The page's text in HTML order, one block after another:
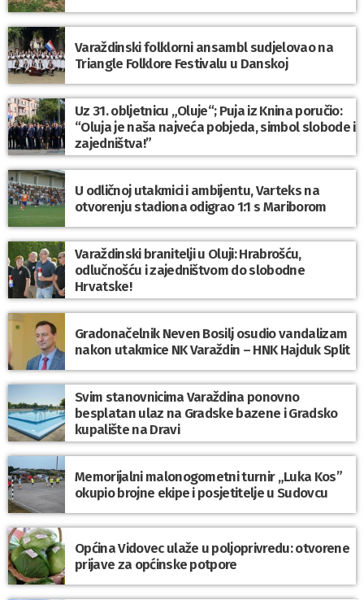
Varaždinski folklorni ansambl sudjelovao na
Triangle Folklore Festivalu u Danskoj
Uz 31. obljetnicu „Oluje“; Puja iz Knina poručio:
“Oluja je naša najveća pobjeda, simbol slobode i
zajedništva!”
U odličnoj utakmici i ambijentu, Varteks na
otvorenju stadiona odigrao 1:1 s Mariborom
Varaždinski branitelji u Oluji: Hrabrošću,
odlučnošću i zajedništvom do slobodne
Hrvatske!
Gradonačelnik Neven Bosilj osudio vandalizam
nakon utakmice NK Varaždin – HNK Hajduk Split
Svim stanovnicima Varaždina ponovno
besplatan ulaz na Gradske bazene i Gradsko
kupalište na Dravi
Memorijalni malonogometni turnir „Luka Kos”
okupio brojne ekipe i posjetitelje u Sudovcu
Općina Vidovec ulaže u poljoprivredu: otvorene
prijave za općinske potpore